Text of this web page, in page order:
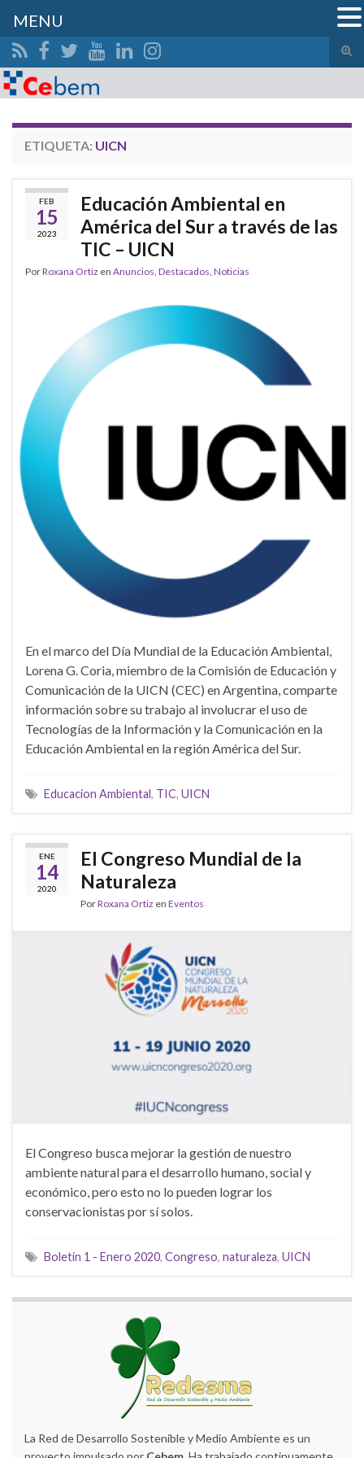
el
Search for:
ETIQUETA: UICN
FEB
15
2023
Educación Ambiental en
América del Sur a través de las
TIC – UICN
PorRoxana Ortiz en Anuncios, Destacados, Noticias
En el marco del Día Mundial de la Educación Ambiental,
Lorena G. Coria, miembro de la Comisión de Educación y
Comunicación de la UICN (CEC) en Argentina, comparte
información sobre su trabajo al involucrar el uso de
Tecnologías de la Información y la Comunicación en la
Educación Ambiental en la región América del Sur.
Educacion Ambiental, TIC, UICN
ENE
14
2020
El Congreso Mundial de la
Naturaleza
PorRoxana Ortiz en Eventos
El Congreso busca mejorar la gestión de nuestro
ambiente natural para el desarrollo humano, social y
económico, pero esto no lo pueden lograr los
conservacionistas por sí solos.
Boletín 1 - Enero 2020, Congreso, naturaleza, UICN
La Red de Desarrollo Sostenible y Medio Ambiente es un
MENU